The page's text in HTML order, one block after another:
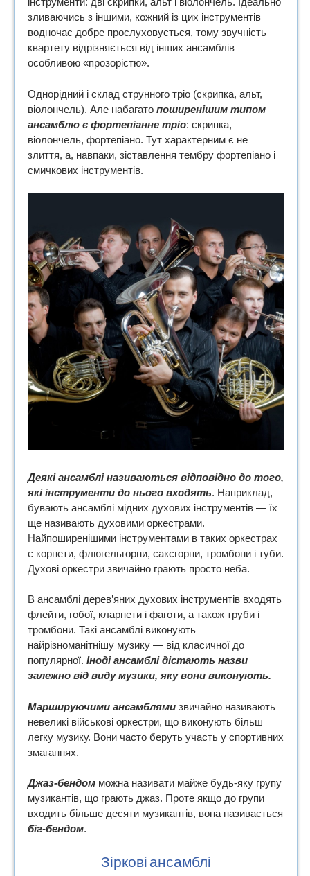
зливаючись з іншими, кожний із цих інструментів
водночас добре прослуховується, тому звучність
квартету відрізняється від інших ансамблів
особливою «прозорістю».
Однорідний і склад струнного тріо (скрипка, альт,
віолончель). Але набагато поширенішим типом
ансамблю є фортепіанне тріо: скрипка,
віолончель, фортепіано. Тут характерним є не
злиття, а, навпаки, зіставлення тембру фортепіано і
смичкових інструментів.
Деякі ансамблі називаються відповідно до того,
які інструменти до нього входять. Наприклад,
бувають ансамблі мідних духових інструментів — їх
ще називають духовими оркестрами.
Найпоширенішими інструментами в таких оркестрах
є корнети, флюгельгорни, саксгорни, тромбони і туби.
Духові оркестри звичайно грають просто неба.
В ансамблі дерев’яних духових інструментів входять
флейти, гобої, кларнети і фаготи, а також труби і
тромбони. Такі ансамблі виконують
найрізноманітнішу музику — від класичної до
популярної. Іноді ансамблі дістають назви
залежно від виду музики, яку вони виконують.
Маршируючими ансамблями звичайно називають
невеликі військові оркестри, що виконують більш
легку музику. Вони часто беруть участь у спортивних
змаганнях.
Джаз-бендом можна називати майже будь-яку групу
музикантів, що грають джаз. Проте якщо до групи
входить більше десяти музикантів, вона називається
біг-бендом.
Зіркові ансамблі